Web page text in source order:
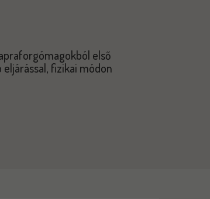
első
fizikai módon